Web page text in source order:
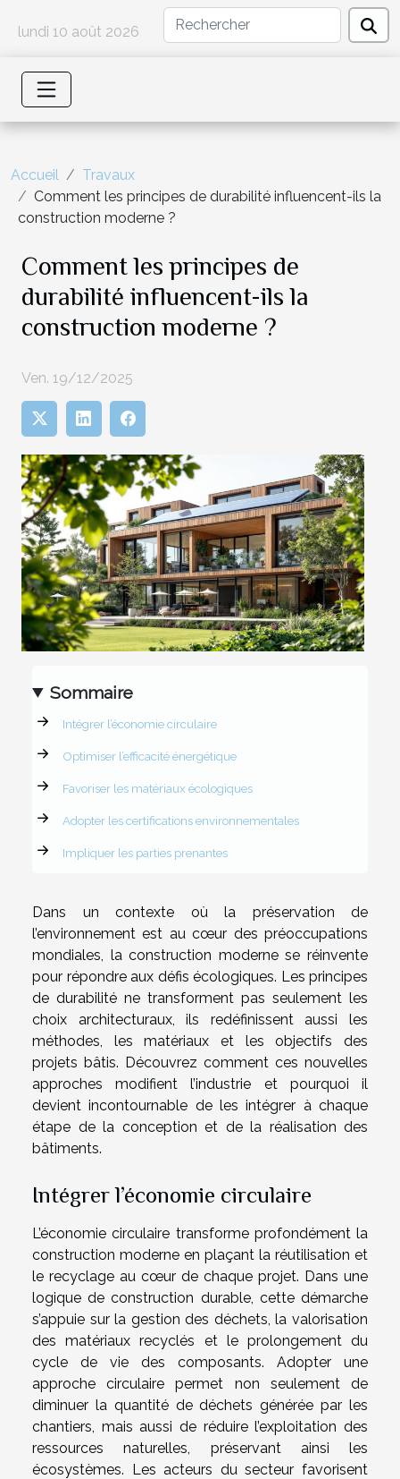
lundi 10 août 2026
Accueil
Travaux
Comment les principes de durabilité influencent-ils la
construction moderne ?
Comment les principes de
durabilité influencent-ils la
construction moderne ?
Ven. 19/12/2025
Sommaire
Intégrer l’économie circulaire
Optimiser l’efficacité énergétique
Favoriser les matériaux écologiques
Adopter les certifications environnementales
Impliquer les parties prenantes
Dans un contexte où la préservation de
l’environnement est au cœur des préoccupations
mondiales, la construction moderne se réinvente
pour répondre aux défis écologiques. Les principes
de durabilité ne transforment pas seulement les
choix architecturaux, ils redéfinissent aussi les
méthodes, les matériaux et les objectifs des
projets bâtis. Découvrez comment ces nouvelles
approches modifient l’industrie et pourquoi il
devient incontournable de les intégrer à chaque
étape de la conception et de la réalisation des
bâtiments.
Intégrer l’économie circulaire
L’économie circulaire transforme profondément la
construction moderne en plaçant la réutilisation et
le recyclage au cœur de chaque projet. Dans une
logique de construction durable, cette démarche
s’appuie sur la gestion des déchets, la valorisation
des matériaux recyclés et le prolongement du
cycle de vie des composants. Adopter une
approche circulaire permet non seulement de
diminuer la quantité de déchets générée par les
chantiers, mais aussi de réduire l’exploitation des
ressources naturelles, préservant ainsi les
écosystèmes. Les acteurs du secteur favorisent